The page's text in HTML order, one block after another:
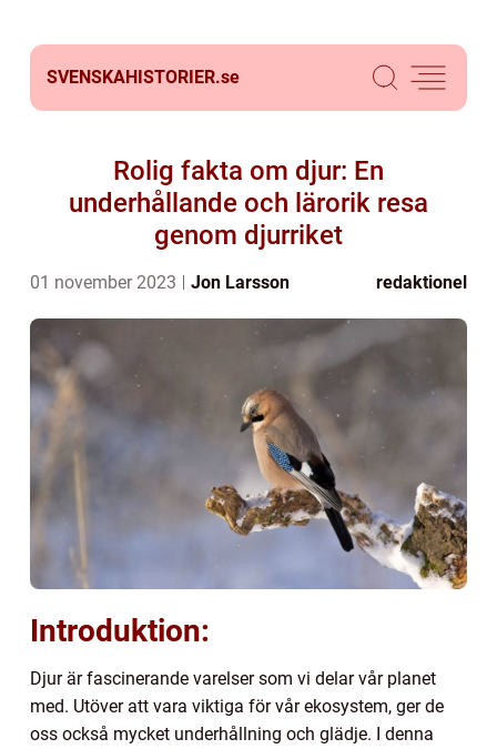
SVENSKAHISTORIER.se
Rolig fakta om djur: En
underhållande och lärorik resa
genom djurriket
01 november 2023 Jon Larsson redaktionel
Introduktion:
Djur är fascinerande varelser som vi delar vår planet
med. Utöver att vara viktiga för vår ekosystem, ger de
oss också mycket underhållning och glädje. I denna